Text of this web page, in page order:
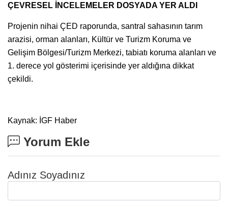
ÇEVRESEL İNCELEMELER DOSYADA YER ALDI
Projenin nihai ÇED raporunda, santral sahasının tarım
arazisi, orman alanları, Kültür ve Turizm Koruma ve
Gelişim Bölgesi/Turizm Merkezi, tabiatı koruma alanları ve
1. derece yol gösterimi içerisinde yer aldığına dikkat
çekildi.
Kaynak: İGF Haber
Yorum Ekle
Adınız Soyadınız